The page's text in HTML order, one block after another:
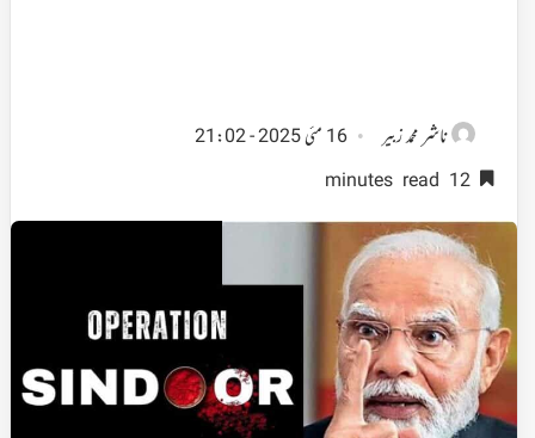
ناشرمحمد زبیر
16 مئی 2025 - 21:02
12 minutes read